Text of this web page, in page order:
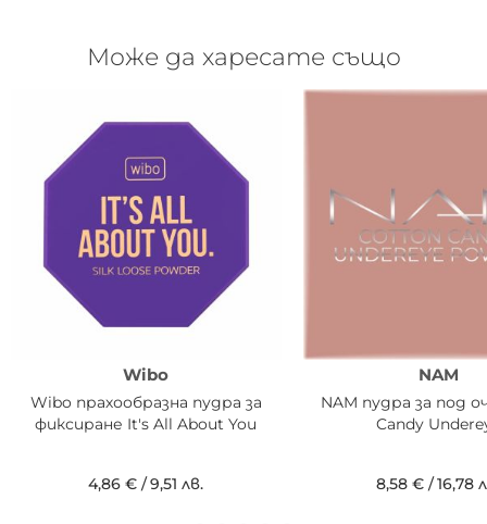
Може да харесате също
Wibo
Wibo прахообразна пудра за
фиксиране It's All About You
4,86 € /9,51 лв.
NAM
NAM пудра за под
Candy
8,58 € /16,78